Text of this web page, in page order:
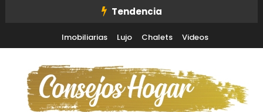
Tendencia
Imobiliarias Lujo Chalets Videos